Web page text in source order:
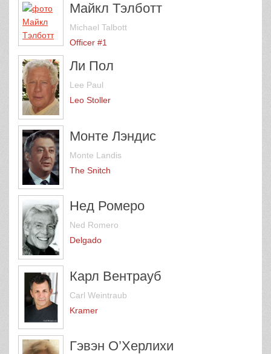
Майкл Тэлботт
Michael Talbott
Officer #1
Ли Пол
Lee Paul
Leo Stoller
Монте Лэндис
Monte Landis
The Snitch
Нед Ромеро
Ned Romero
Delgado
Карл Вентрауб
Carl Weintraub
Kramer
Гэвэн О’Херлихи